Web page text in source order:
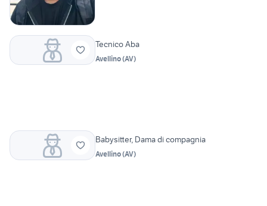
Tecnico Aba
Avellino(AV)
Babysitter, Dama di compagnia
Avellino(AV)